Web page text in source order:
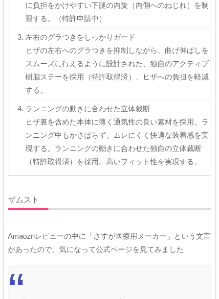
に負担をかけやすい下腿の内旋（内側へのねじれ）を制
限する。（特許申請中）
左右のグラつきをしっかりガード
ヒザの左右へのグラつきを抑制しながら、曲げ伸ばしを
スムーズに行えるように設計された、独自のアクティブ
樹脂ステーを採用（特許取得済）、ヒザへの負担を軽減
する。
ランニングの動きに合わせた立体裁断
ヒザ裏を含めた本体に薄く通気性の良い素材を採用。ラ
ンニング中もかさばらず、ムレにくく快適な装着感を実
現する。ランニングの動きに合わせた独自の立体裁断
（特許取得済）を採用。高いフィット性を実現する。
ザムスト
Amaoznレビューの中に「さすが医療用メーカー」という文言
があったので、気になって公式ページを見てみました